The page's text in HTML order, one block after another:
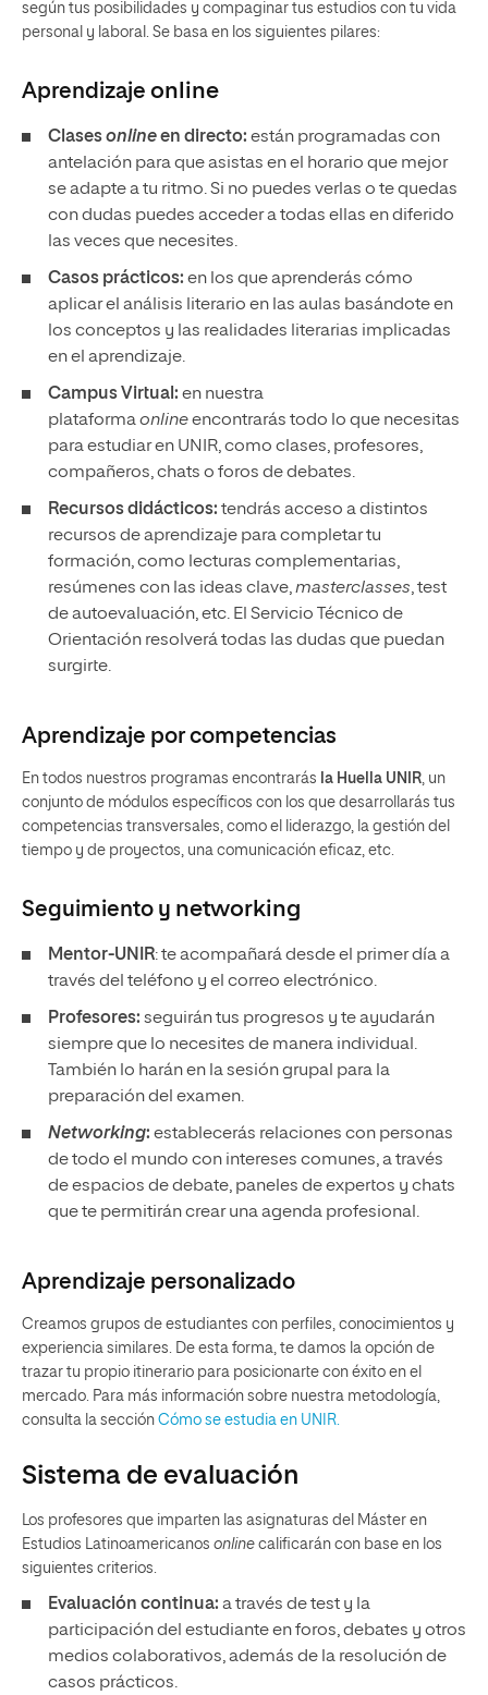
según tus posibilidades y compaginar tus estudios con tu vida
personal y laboral. Se basa en los siguientes pilares:
Aprendizaje online
Clasesonlineen directo: están programadas con
antelación para que asistas en el horario que mejor
se adapte a tu ritmo. Si no puedes verlas o te quedas
con dudas puedes acceder a todas ellas en diferido
las veces que necesites.
Casos prácticos: en los que aprenderás cómo
aplicar el análisis literario en las aulas basándote en
los conceptos y las realidades literarias implicadas
en el aprendizaje.
Campus Virtual: en nuestra
plataformaonlineencontrarás todo lo que necesitas
para estudiar en UNIR, como clases, profesores,
compañeros, chats o foros de debates.
Recursos didácticos: tendrás acceso a distintos
recursos de aprendizaje para completar tu
formación, como lecturas complementarias,
resúmenes con las ideas clave,masterclasses, test
de autoevaluación, etc. El Servicio Técnico de
Orientación resolverá todas las dudas que puedan
surgirte.
Aprendizaje por competencias
En todos nuestros programas encontrarás la Huella UNIR, un
conjunto de módulos específicos con los que desarrollarás tus
competencias transversales, como el liderazgo, la gestión del
tiempo y de proyectos, una comunicación eficaz, etc.
Seguimiento y networking
Mentor-UNIR: te acompañará desde el primer día a
través del teléfono y el correo electrónico.
Profesores: seguirán tus progresos y te ayudarán
siempre que lo necesites de manera individual.
También lo harán en la sesión grupal para la
preparación del examen.
Networking: establecerás relaciones con personas
de todo el mundo con intereses comunes, a través
de espacios de debate, paneles de expertos y chats
que te permitirán crear una agenda profesional.
Aprendizaje personalizado
Creamos grupos de estudiantes con perfiles, conocimientos y
experiencia similares. De esta forma, te damos la opción de
trazar tu propio itinerario para posicionarte con éxito en el
mercado. Para más información sobre nuestra metodología,
consulta la sección Cómo se estudia en UNIR.
Sistema de evaluación
Los profesores que imparten las asignaturas del Máster en
Estudios Latinoamericanos online calificarán con base en los
siguientes criterios.
Evaluación continua: a través de test y la
participación del estudiante en foros, debates y otros
medios colaborativos, además de la resolución de
casos prácticos.